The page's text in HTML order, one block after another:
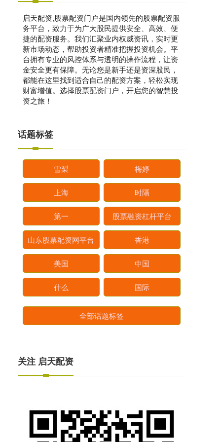
启天配资,股票配资门户是国内领先的股票配资服
务平台，致力于为广大股民提供安全、高效、便
捷的配资服务。我们汇聚业内权威资讯，实时更
新市场动态，帮助投资者精准把握投资机会。平
台拥有专业的风控体系与透明的操作流程，让资
金安全更有保障。无论您是新手还是资深股民，
都能在这里找到适合自己的配资方案，轻松实现
财富增值。选择股票配资门户，开启您的智慧投
资之旅！
话题标签
雪梨 梅婷
上海 时隔
第一 股票融资杠杆平台
山东股票配资网平台 香港
美国 中国
什么 国际
全部话题标签
关注 启天配资